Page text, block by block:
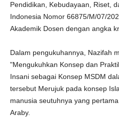
Pendidikan, Kebudayaan, Riset,
Indonesia Nomor 66875/M/07/
Akademik Dosen dengan angka
Dalam pengukuhannya, Nazifah
"Mengukuhkan Konsep dan
Insani sebagai Konsep MSDM
tersebut Merujuk pada konsep
manusia seutuhnya yang
Araby.